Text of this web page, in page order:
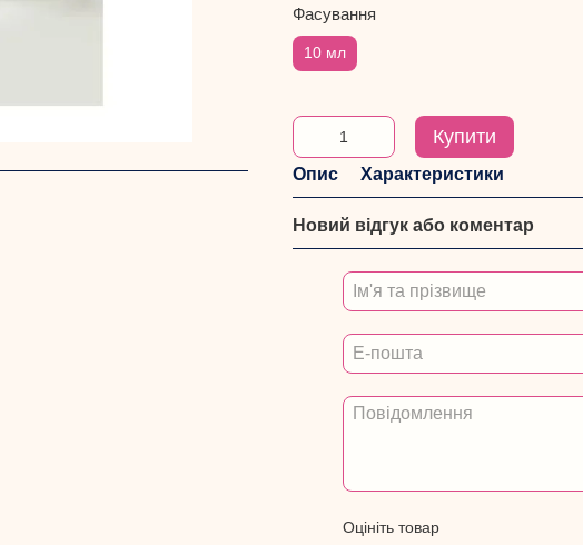
Фасування
10 мл
Купити
Опис Характеристики
Новий відгук або коментар
Оцініть товар